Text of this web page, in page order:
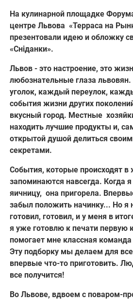
На кулинарной площадке
центре Львова «Терраса на
презентовали идею и обложку
«Сніданки».
Львов - это настроение, это
любознательные глаза
уголок, каждый переулок,
события жизни других
вкусный город. Местные
находить лучшие продукты и,
открытой душой делиться
секретами.
События, которые происходят в
запоминаются навсегда. Когда
яичницу, она пригорела.
забыл положить начинку... Но я
готовил, готовил, и у меня в
я уже готовлю к печати первую
помогает мне классная команда
Эту подборку мы делаем для
впервые что-то приготовить.
все получится!
Во Львове, вдвоем с поваром-